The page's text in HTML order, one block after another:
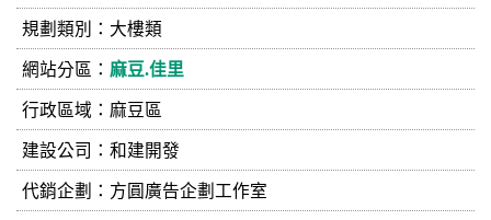
規劃類別：大樓類
網站分區： 麻豆.佳里
行政區域：麻豆區
建設公司： 和建開發
代銷企劃：方圓廣告企劃工作室